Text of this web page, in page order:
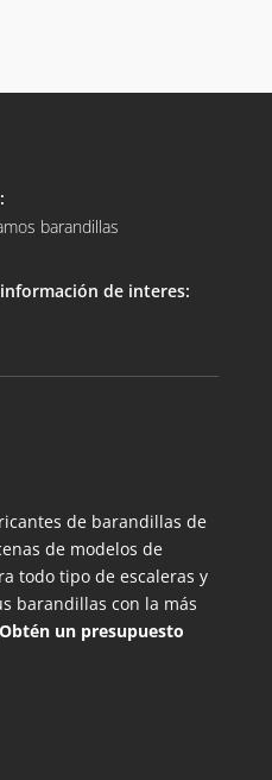
barandillas
de interes:
de barandillas de
de modelos de
todo tipo de escaleras y
barandillas con la más
Obtén un presupuesto